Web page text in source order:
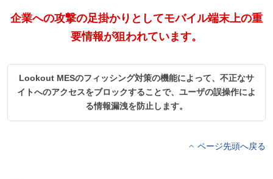
企業への攻撃の足掛かりとしてモバイル端末上の重
要情報が狙われています。
Lookout MESのフィッシング対策の機能によって、不正なサ
イトへのアクセスをブロックすることで、ユーザの誤操作によ
る情報漏洩を防止します。
ページ先頭へ戻る